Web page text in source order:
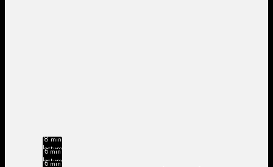
8 min
lecture
6 min
lecture
6 min